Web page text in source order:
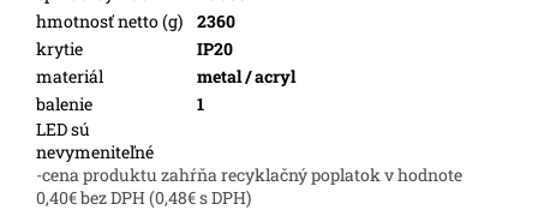
hmotnosť netto (g)
2360
krytie
IP20
materiál
metal / acryl
balenie
1
LED sú
nevymeniteľné
-cena produktu zahŕňa recyklačný poplatok v hodnote
0,40€ bez DPH (0,48€ s DPH)